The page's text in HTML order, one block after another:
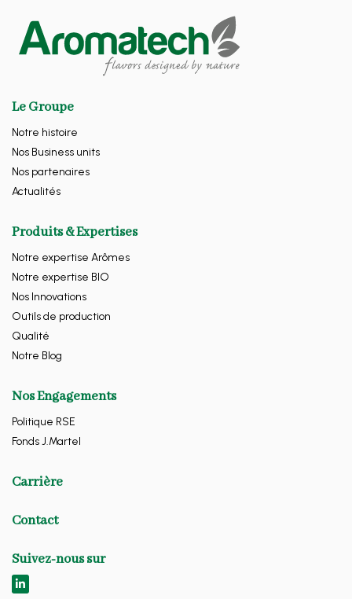
Le Groupe
Notre histoire
Nos Business units
Nos partenaires
Actualités
Produits & Expertises
Notre expertise Arômes
Notre expertise BIO
Nos Innovations
Outils de production
Qualité
Notre Blog
Nos Engagements
Politique RSE
Fonds J.Martel
Carrière
Contact
Suivez-nous sur